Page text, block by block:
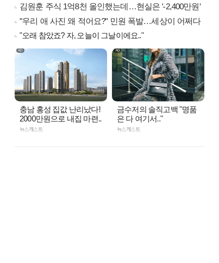
김원훈 주식 1억8천 올인했는데…현실은 '-2,400만원'
"우리 애 사진 왜 적어요?" 민원 폭발…세상이 어쩌다
"오래 참았죠? 자, 오늘이 그날이에요.."
충남 홍성 집값 난리났다!
2000만원으로 내집 마련..
뉴스캐스트
금수저의 솔직고백 "명품
은 다 여기서.."
뉴스캐스트